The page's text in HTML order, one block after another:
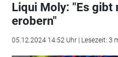
Liqui Moly: "Es gibt
erobern"
05.12.2024 14:52 Uhr | Lesezeit: 3